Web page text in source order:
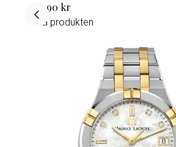
32 990 kr
Visa produkten